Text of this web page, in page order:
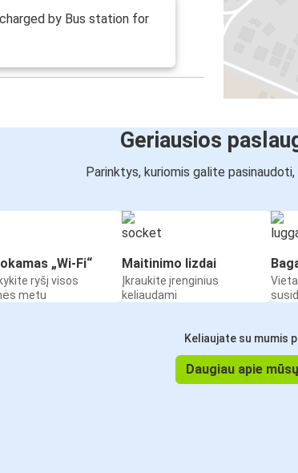
by Bus station for
Geriausios
Parinktys, kuriomis galite
„Wi-Fi“
ryšį visos
metu
Maitinimo lizdai
Įkraukite įrenginius
keliaudami
Keliaujate su mumis
Daugiau apie